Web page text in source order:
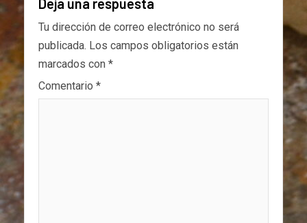
Tu dirección de correo electrónico no será
publicada. Los campos obligatorios están
marcados con *
Comentario *